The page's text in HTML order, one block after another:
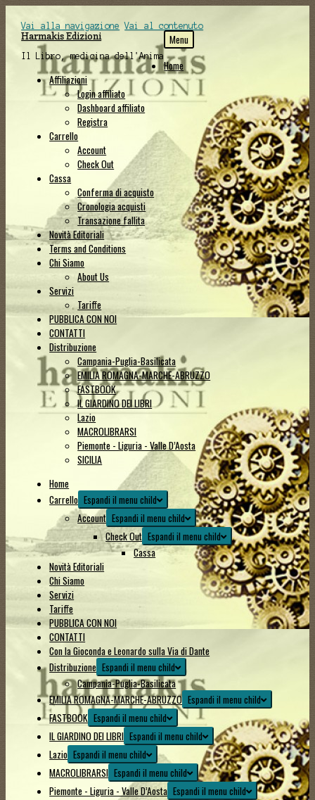
Vai alla navigazione Vai al contenuto
Harmakis Edizioni
Il Libro, medicina dell'Anima
Menu
Home
Affiliazioni
Login affiliato
Dashboard affiliato
Registra
Carrello
Account
Check Out
Cassa
Conferma di acquisto
Cronologia acquisti
Transazione fallita
Novità Editoriali
Terms and Conditions
Chi Siamo
About Us
Servizi
Tariffe
PUBBLICA CON NOI
CONTATTI
Distribuzione
Campania-Puglia-Basilicata
EMILIA ROMAGNA-MARCHE-ABRUZZO
FASTBOOK
IL GIARDINO DEI LIBRI
Lazio
MACROLIBRARSI
Piemonte - Liguria - Valle D’Aosta
SICILIA
Home
Carrello Espandi il menu child
Account Espandi il menu child
Check Out Espandi il menu child
Cassa
Novità Editoriali
Chi Siamo
Servizi
Tariffe
PUBBLICA CON NOI
CONTATTI
Con la Gioconda e Leonardo sulla Via di Dante
Distribuzione Espandi il menu child
Campania-Puglia-Basilicata
EMILIA ROMAGNA-MARCHE-ABRUZZO Espandi il menu child
FASTBOOK Espandi il menu child
IL GIARDINO DEI LIBRI Espandi il menu child
Lazio Espandi il menu child
MACROLIBRARSI Espandi il menu child
Piemonte - Liguria - Valle D’Aosta Espandi il menu child